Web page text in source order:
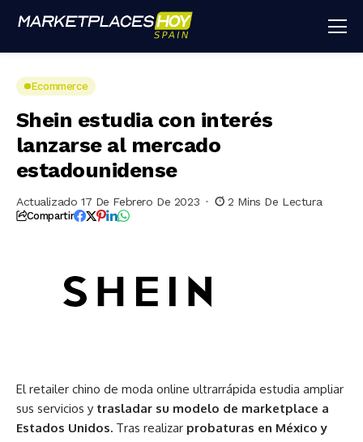
Ecommerce
Shein estudia con interés
lanzarse al mercado
estadounidense
Actualizado 17 De Febrero De 2023 2 Mins De Lectura
Compartir
El retailer chino de moda online ultrarrápida estudia ampliar
sus servicios y trasladar su modelo de marketplace a
Estados Unidos. Tras realizar probaturas en México y